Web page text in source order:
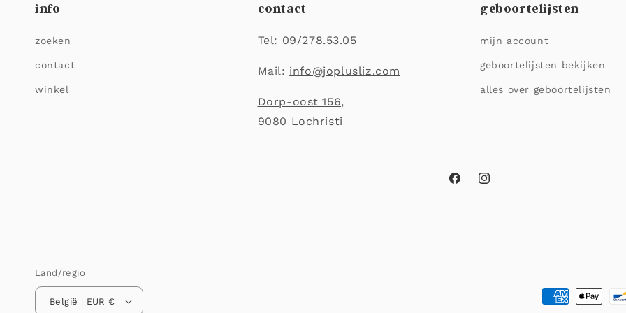
info
zoeken
contact
winkel
contact
Tel: 09/278.53.05
Mail: info@joplusliz.com
Dorp-oost 156,
9080 Lochristi
geboortelijsten
mijn account
geboortelijsten bekijken
alles over geboortelijsten
FacebookInstagram
Land/regio
België | EUR €